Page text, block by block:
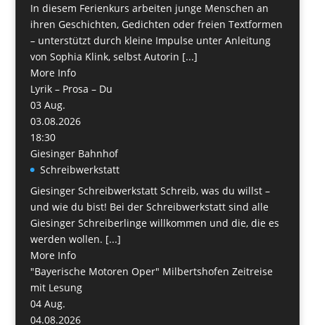
In diesem Ferienkurs arbeiten junge Menschen an
ihren Geschichten, Gedichten oder freien Textformen
– unterstützt durch kleine Impulse unter Anleitung
von Sophia Klink, selbst Autorin [...]
More Info
Lyrik – Prosa – Du
03 Aug.
03.08.2026
18:30
Giesinger Bahnhof
Schreibwerkstatt
Giesinger Schreibwerkstatt Schreib, was du willst –
und wie du bist! Bei der Schreibwerkstatt sind alle
Giesinger Schreiberlinge willkommen und die, die es
werden wollen. [...]
More Info
"Bayerische Motoren Oper" Milbertshofen Zeitreise
mit Lesung
04 Aug.
04.08.2026